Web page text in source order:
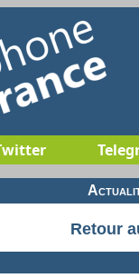
Retour